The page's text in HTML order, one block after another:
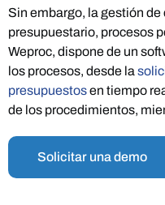
Sin embargo, la gestión
presupuestario, procesos
Weproc, dispone de un
los procesos, desde la
presupuestosen tiempo
de los procedimientos,
Solicitar una demo